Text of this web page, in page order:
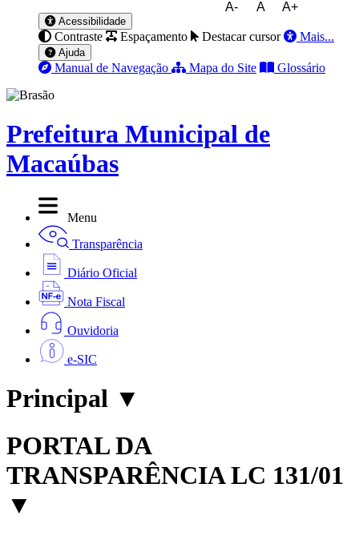
A- A A+
Acessibilidade
Contraste Espaçamento Destacar cursor Mais...
Ajuda
Manual de Navegação Mapa do Site Glossário
Prefeitura Municipal de
Macaúbas
Menu
Transparência
Diário Oficial
Nota Fiscal
Ouvidoria
e-SIC
Principal ▼
PORTAL DA
TRANSPARÊNCIA LC 131/01
▼